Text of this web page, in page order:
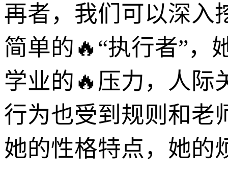
再者，我们可以深入
简单的🔥“执行者”，
学业的🔥压力，人际
行为也受到规则和老
她的性格特点，她的